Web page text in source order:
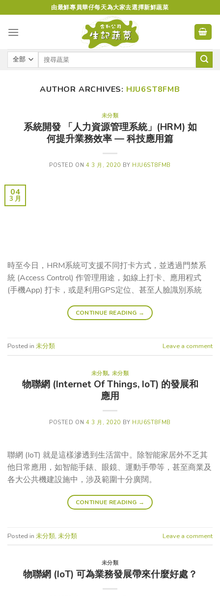
to
content
由最鮮專員華仔每天為大家去選擇新鮮蔬菜
AUTHOR ARCHIVES: HJU6ST8FMB
未分類
系統開發 「人力資源管理系統」(HRM) 如
何提升業務效率 — 科技應用篇
POSTED ON 4 3 月, 2020 BY HJU6ST8FMB
04
3 月
時至今日，HRM系統可支援不同打卡方式，並透過門禁系
統 (Access Control) 作管理用途，如線上打卡、應用程式
(手機App) 打卡，或是利用GPS定位、甚至人臉識別系統
CONTINUE READING →
Posted in 未分類 Leave a comment
未分類, 未分類
物聯網 (Internet Of Things, IoT) 的發展和
應用
POSTED ON 4 3 月, 2020 BY HJU6ST8FMB
聯網 (IoT) 就是這樣滲透到生活當中。除智能家居外不乏其
他日常應用，如智能手錶、眼鏡、運動手帶等，甚至商業及
各大公共機建設施中，涉及範圍十分廣闊。
CONTINUE READING →
Posted in 未分類, 未分類 Leave a comment
未分類
物聯網 (IoT) 可為業務發展帶來什麼好處？